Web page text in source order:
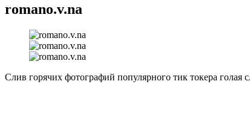
romano.v.na
Слив горячих фотографий популярного тик токера голая